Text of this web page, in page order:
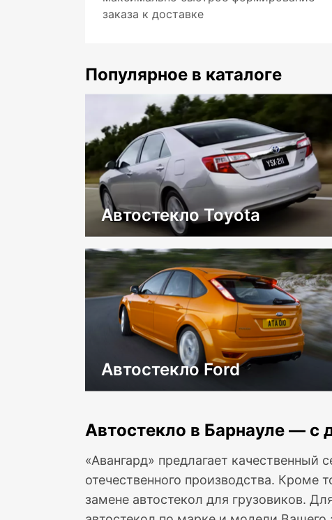
заказа к доставке
Популярное в каталоге
Автостекло Toyota
Автостекло Ford
Автостекло в Барнауле — с
«Авангард» предлагает
отечественного производства. Кроме
замене автостекол для грузовиков.